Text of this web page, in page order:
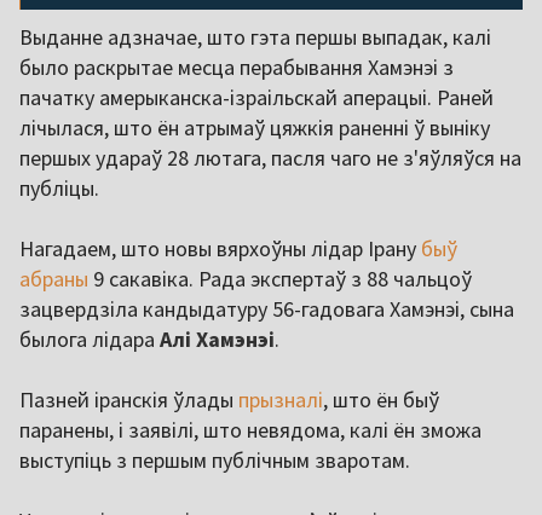
Выданне адзначае, што гэта першы выпадак, калі
было раскрытае месца перабывання Хамэнэі з
пачатку амерыканска-ізраільскай аперацыі. Раней
лічылася, што ён атрымаў цяжкія раненні ў выніку
першых удараў 28 лютага, пасля чаго не з'яўляўся на
публіцы.
Нагадаем, што новы вярхоўны лідар Ірану быў
абраны 9 сакавіка. Рада экспертаў з 88 чальцоў
зацвердзіла кандыдатуру 56-гадовага Хамэнэі, сына
былога лідара Алі Хамэнэі.
Пазней іранскія ўлады прызналі, што ён быў
паранены, і заявілі, што невядома, калі ён зможа
выступіць з першым публічным зваротам.